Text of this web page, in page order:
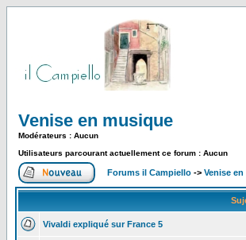
Venise en musique
Modérateurs : Aucun
Utilisateurs parcourant actuellement ce forum : Aucun
Forums il Campiello -> Venise
Vivaldi expliqué sur France 5